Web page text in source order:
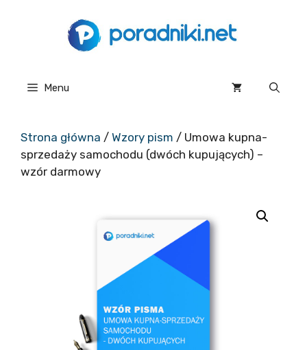
Menu
Strona główna / Wzory pism / Umowa kupna-
sprzedaży samochodu (dwóch kupujących) –
wzór darmowy